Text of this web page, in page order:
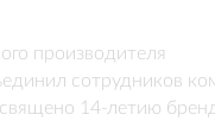
производителя
сотрудников
14-летию